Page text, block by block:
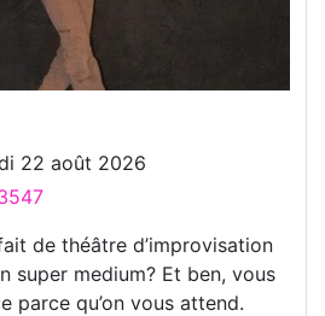
22 août 2026
de théâtre d’improvisation
super medium? Et ben, vous
parce qu’on vous attend.